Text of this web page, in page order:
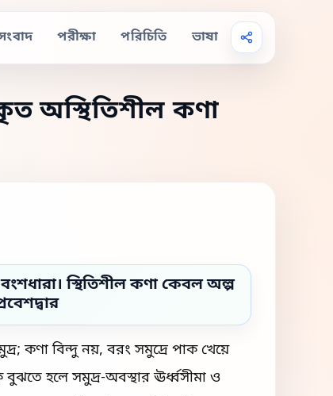
পরীক্ষা পরিচিতি ভাষা
অস্থিতিশীল কণা
স্থিতিশীল কণা কেবল অল্প
কণা বিন্দু নয়, বরং সমুদ্রে পাক খেয়ে
হলে সমুদ্র-অবস্থার ঊর্ধ্বসীমা ও